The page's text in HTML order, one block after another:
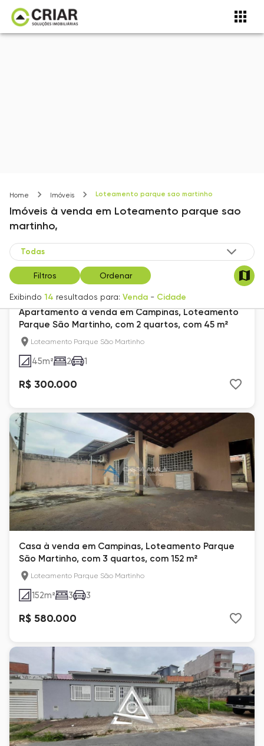
Home Imóveis Loteamento parque sao martinho
Imóveis à venda em Loteamento parque sao
martinho,
Filtros Ordenar
Exibindo 14 resultados para: Venda - Cidade
Apartamento à venda em Campinas, Loteamento
Parque São Martinho, com 2 quartos, com 45 m²
Loteamento Parque São Martinho
45m² 2 1
R$ 300.000
Casa à venda em Campinas, Loteamento Parque
São Martinho, com 3 quartos, com 152 m²
Loteamento Parque São Martinho
152m² 3 3
R$ 580.000